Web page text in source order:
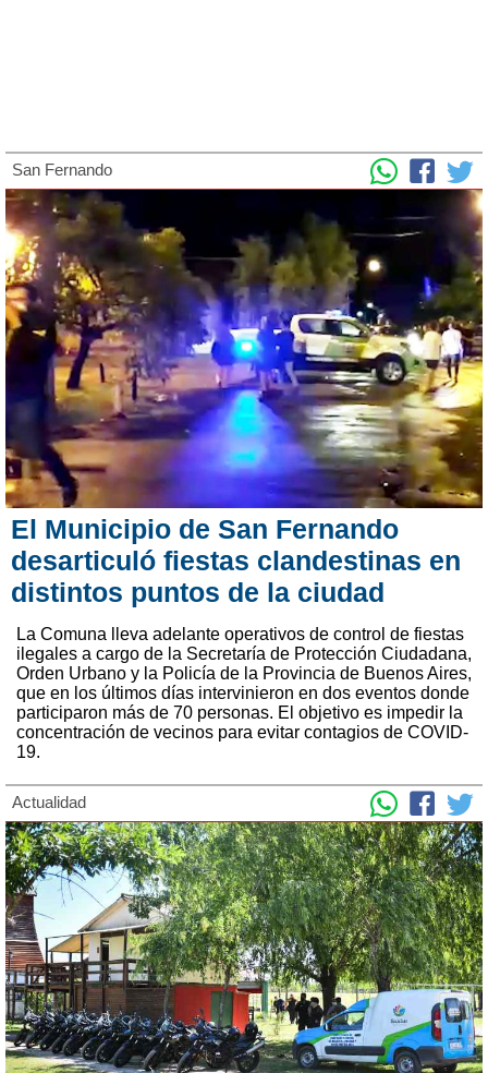
San Fernando
El Municipio de San Fernando
desarticuló fiestas clandestinas en
distintos puntos de la ciudad
La Comuna lleva adelante operativos de control de fiestas
ilegales a cargo de la Secretaría de Protección Ciudadana,
Orden Urbano y la Policía de la Provincia de Buenos Aires,
que en los últimos días intervinieron en dos eventos donde
participaron más de 70 personas. El objetivo es impedir la
concentración de vecinos para evitar contagios de COVID-
19.
Actualidad